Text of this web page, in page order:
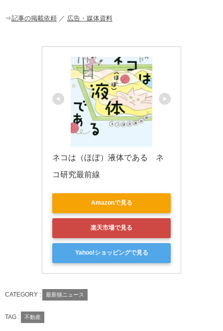
o
⇒記事の掲載依頼 ／ 広告・媒体資料
ネコは（ほぼ）液体である　ネ
コ研究最前線
Amazonで見る
楽天市場で見る
Yahoo!ショッピングで見る
CATEGORY : 最新猫ニュース
TAG : 不動産